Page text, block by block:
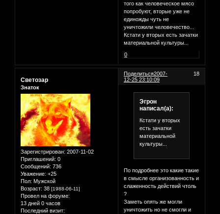
того как человеческое мясо
попробуют, вторые уже не
единожды чуть не
уничтожили человечество...
Кстати у вторых есть зачатки
материальной культуры...
0
Поделиться 18
2007-
12-25 23:10:09
Светозар
Знаток
Зарегистрирован: 2007-11-02
Приглашений: 0
Сообщений: 736
Уважение: +25
Пол: Мужской
Возраст: 38 [1988-06-11]
Провел на форуме:
13 дней 0 часов
Последний визит:
Эгрон
написал(а):
Кстати у вторых
есть зачатки
материальной
культуры...
По подробнее это какие такие
в смысле организованность и
слаженность действий чтоль
?
Заметь опять же могли
уничтожить но не смогли и